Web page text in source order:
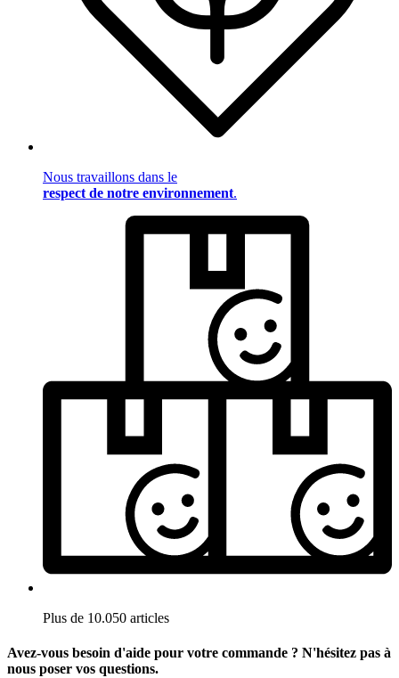
Nous travaillons dans le
respect de notre environnement.
Plus de 10.050 articles
Avez-vous besoin d'aide pour votre commande ? N'hésitez pas à
nous poser vos questions.